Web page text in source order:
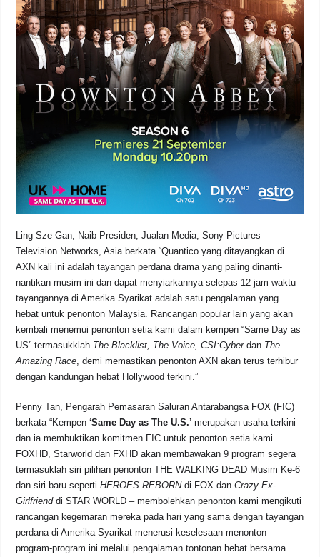
Ling Sze Gan, Naib Presiden, Jualan Media, Sony Pictures
Television Networks, Asia berkata “Quantico yang ditayangkan di
AXN kali ini adalah tayangan perdana drama yang paling dinanti-
nantikan musim ini dan dapat menyiarkannya selepas 12 jam waktu
tayangannya di Amerika Syarikat adalah satu pengalaman yang
hebat untuk penonton Malaysia. Rancangan popular lain yang akan
kembali menemui penonton setia kami dalam kempen “Same Day as
US” termasukklah The Blacklist, The Voice, CSI:Cyberdan The
Amazing Race , demi memastikan penonton AXN akan terus terhibur
dengan kandungan hebat Hollywood terkini.”
Penny Tan, Pengarah Pemasaran Saluran Antarabangsa FOX (FIC)
berkata “Kempen ‘Same Day as The U.S.’ merupakan usaha terkini
dan ia membuktikan komitmen FIC untuk penonton setia kami.
FOXHD, Starworld dan FXHD akan membawakan 9 program segera
termasuklah siri pilihan penonton THE WALKING DEAD Musim Ke-6
dan siri baru sepertiHEROES REBORNdi FOX danCrazy Ex-
Girlfrienddi STAR WORLD – membolehkan penonton kami mengikuti
rancangan kegemaran mereka pada hari yang sama dengan tayangan
perdana di Amerika Syarikat menerusi keselesaan menonton
program-program ini melalui pengalaman tontonan hebat bersama